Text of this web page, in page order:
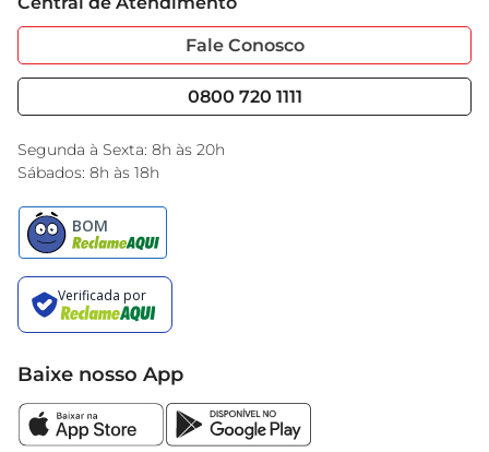
Sobre Privacidade
Portal do Fornecedo
Nossas Lojas
Garantia Estendida
Serviços
Black Friday
Encarte do Dia
Fale Conosco
0800 720 1111
Segunda à Sexta: 8h às 20h
Sábados: 8h às 18h
Baixe nosso App